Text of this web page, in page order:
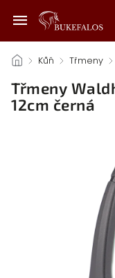
/ Kůň / Třmeny /
Třmeny
12cm černá